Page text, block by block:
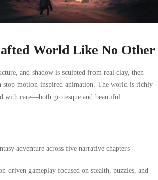
World Like No Other
and shadow is sculpted from real clay, then
motion-inspired animation. The world is richly
with care—both grotesque and beautiful.
adventure across five narrative chapters
driven gameplay focused on stealth, puzzles, and